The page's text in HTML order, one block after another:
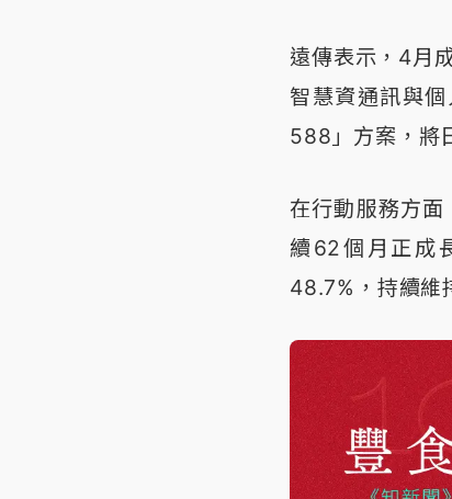
遠傳表示，4月
智慧資通訊與
588」方案，將
在行動服務方
續62個月正成
48.7%，持續維